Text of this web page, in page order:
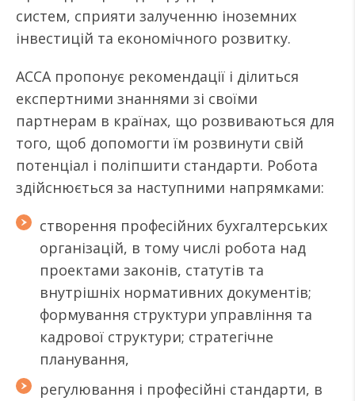
систем, сприяти залученню іноземних
інвестицій та економічного розвитку.
ACCA пропонує рекомендації і ділиться
експертними знаннями зі своїми
партнерам в країнах, що розвиваються для
того, щоб допомогти їм розвинути свій
потенціал і поліпшити стандарти. Робота
здійснюється за наступними напрямками:
створення професійних бухгалтерських
організацій, в тому числі робота над
проектами законів, статутів та
внутрішніх нормативних документів;
формування структури управління та
кадрової структури; стратегічне
планування,
регулювання і професійні стандарти, в